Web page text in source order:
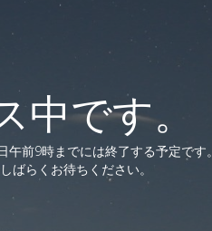
です。
前9時までには終了する予定です。
ばらくお待ちください。